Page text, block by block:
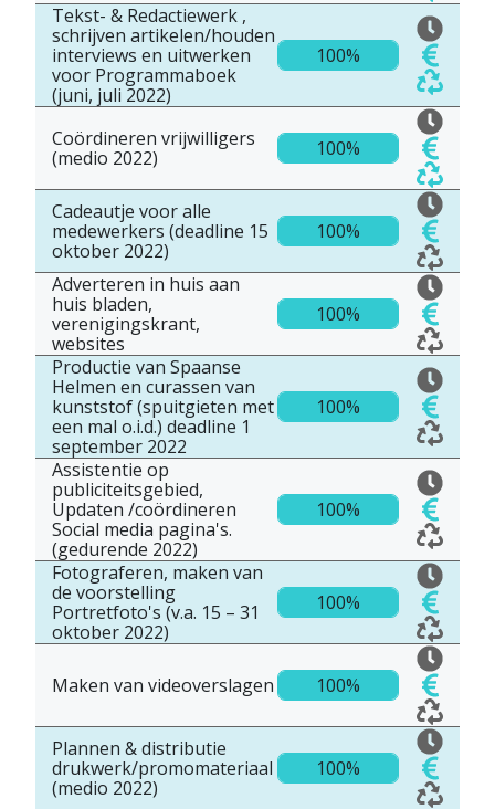
Tekst- & Redactiewerk ,
schrijven artikelen/houden
interviews en uitwerken
voor Programmaboek
(juni, juli 2022)
100%
Coördineren vrijwilligers
(medio 2022)
100%
Cadeautje voor alle
medewerkers (deadline 15
oktober 2022)
100%
Adverteren in huis aan
huis bladen,
verenigingskrant,
websites
100%
Productie van Spaanse
Helmen en curassen van
kunststof (spuitgieten met
een mal o.i.d.) deadline 1
september 2022
100%
Assistentie op
publiciteitsgebied,
Updaten /coördineren
Social media pagina's.
(gedurende 2022)
100%
Fotograferen, maken van
de voorstelling
Portretfoto's (v.a. 15 – 31
oktober 2022)
100%
Maken van videoverslagen 100%
Plannen & distributie
drukwerk/promomateriaal
(medio 2022)
100%